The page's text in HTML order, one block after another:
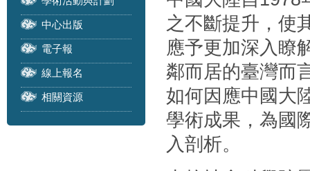
中心出版
電子報
線上報名
相關資源
之不斷提升，使
應予更加深入瞭
鄰而居的臺灣而
如何因應中國大
學術成果，為國
入剖析。